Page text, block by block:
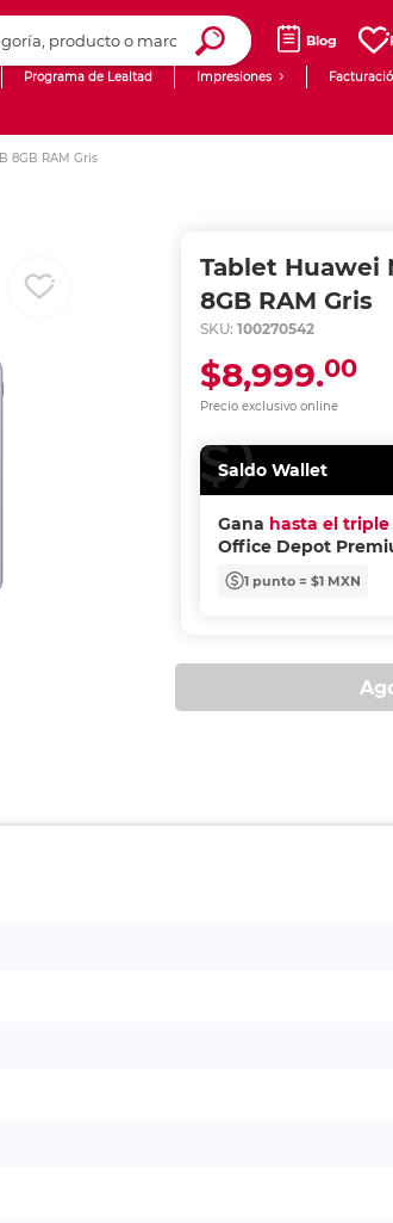
Blog
Programa de Lealtad Impresiones
8GB RAM Gris
Tablet Huawei
8GB RAM Gris
SKU: 100270542
Precio exclusivo online
$8,999.00
Saldo Wallet
Gana hasta el
Office Depot
1 punto = $1 MXN